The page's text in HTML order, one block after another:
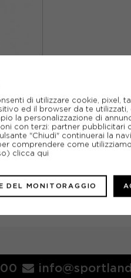
- SCI
di utilizzare cookie, pixel,
ed il browser da te
la personalizzazione di
con terzi: partner pubblicitari
"Chiudi" continuerai la
comprendere come
clicca qui
DEL MONITORAGGIO